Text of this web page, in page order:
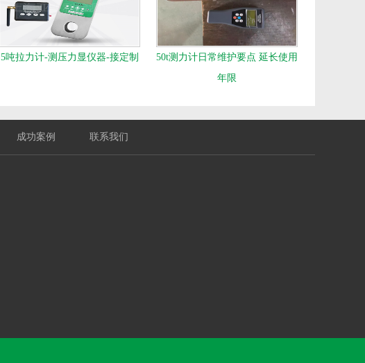
5吨拉力计-测压力显仪器-接定制
50t测力计日常维护要点 延长使用
年限
成功案例 联系我们